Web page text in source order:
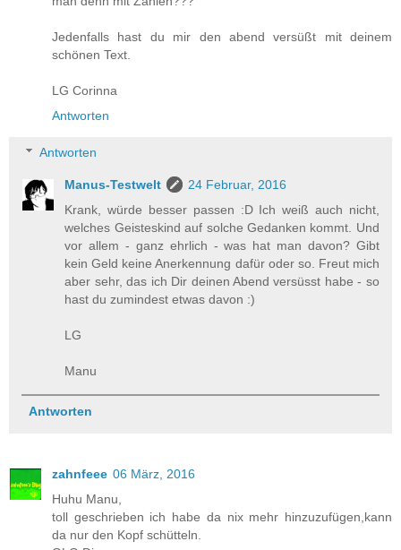
Jedenfalls hast du mir den abend versüßt mit deinem
schönen Text.
LG Corinna
Antworten
Antworten
Manus-Testwelt
24 Februar, 2016
Krank, würde besser passen :D Ich weiß auch nicht,
welches Geisteskind auf solche Gedanken kommt. Und
vor allem - ganz ehrlich - was hat man davon? Gibt
kein Geld keine Anerkennung dafür oder so. Freut mich
aber sehr, das ich Dir deinen Abend versüsst habe - so
hast du zumindest etwas davon :)
LG
Manu
Antworten
zahnfeee 06 März, 2016
Huhu Manu,
toll geschrieben ich habe da nix mehr hinzuzufügen,kann
da nur den Kopf schütteln.